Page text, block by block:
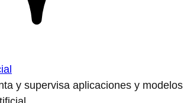
y supervisa aplicaciones y modelos